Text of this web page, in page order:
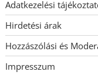
Adatkezelési
Hirdetési árak
Hozzászólási és
Impresszum